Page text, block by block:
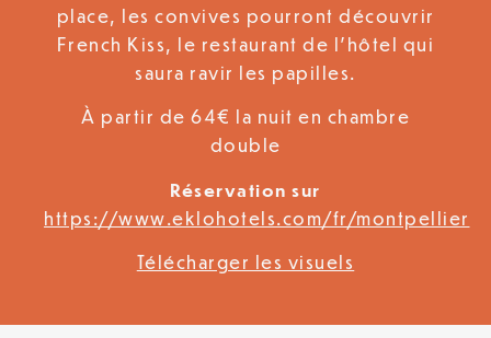
place, les convives pourront découvrir
French Kiss, le restaurant de l’hôtel qui
saura ravir les papilles.
À partir de 64€ la nuit en chambre
double
Réservation sur
https://www.eklohotels.com/fr/montpellier
Télécharger les visuels